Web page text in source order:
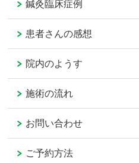
鍼灸臨床症例
患者さんの感想
院内のようす
施術の流れ
お問い合わせ
ご予約方法